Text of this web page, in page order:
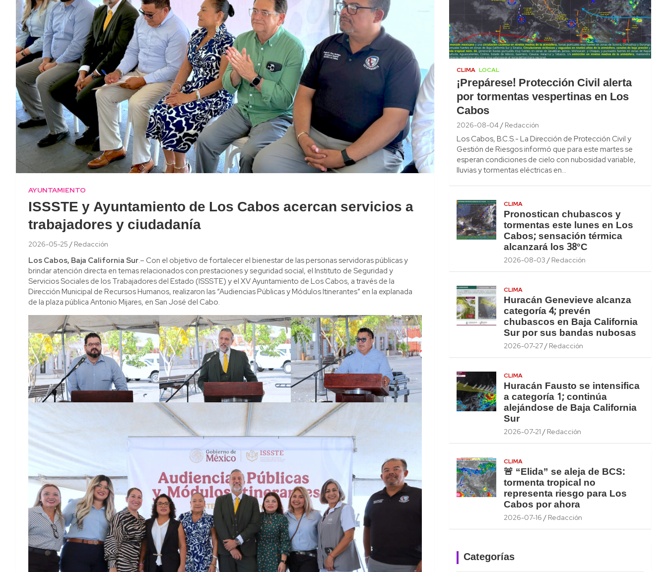
AYUNTAMIENTO
ISSSTE y Ayuntamiento de Los Cabos acercan servicios a
trabajadores y ciudadanía
2026-05-25 Redacción
Los Cabos, Baja California Sur.– Con el objetivo de fortalecer el bienestar de las personas servidoras públicas y
brindar atención directa en temas relacionados con prestaciones y seguridad social, el Instituto de Seguridad y
Servicios Sociales de los Trabajadores del Estado (ISSSTE) y el XV Ayuntamiento de Los Cabos, a través de la
Dirección Municipal de Recursos Humanos, realizaron las “Audiencias Públicas y Módulos Itinerantes” en la explanada
de la plaza pública Antonio Mijares, en San José del Cabo.
CLIMA LOCAL
¡Prepárese! Protección Civil alerta
por tormentas vespertinas en Los
Cabos
2026-08-04 Redacción
Los Cabos, B.C.S.- La Dirección de Protección Civil y
Gestión de Riesgos informó que para este martes se
esperan condiciones de cielo con nubosidad variable,
lluvias y tormentas eléctricas en…
CLIMA
Pronostican chubascos y
tormentas este lunes en Los
Cabos; sensación térmica
alcanzará los 38°C
2026-08-03 Redacción
CLIMA
Huracán Genevieve alcanza
categoría 4; prevén
chubascos en Baja California
Sur por sus bandas nubosas
2026-07-27 Redacción
CLIMA
Huracán Fausto se intensifica
a categoría 1; continúa
alejándose de Baja California
Sur
2026-07-21 Redacción
CLIMA
🚨 “Elida” se aleja de BCS:
tormenta tropical no
representa riesgo para Los
Cabos por ahora
2026-07-16 Redacción
Categorías